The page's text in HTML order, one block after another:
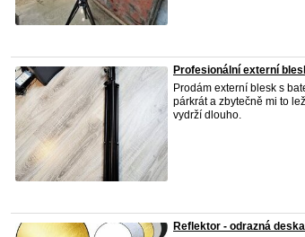
Profesionální externí
Prodám externí blesk s
párkrát a zbytečně mi to
vydrží dlouho.
Reflektor - odrazná